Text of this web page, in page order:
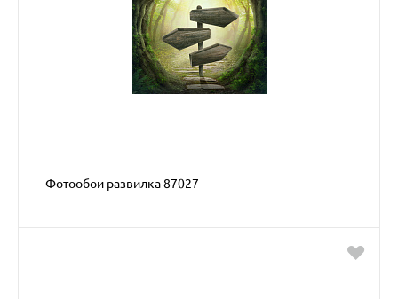
Фотообои развилка 87027